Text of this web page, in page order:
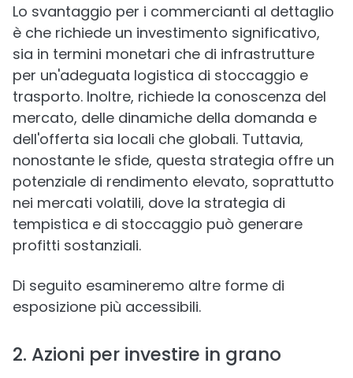
Lo svantaggio per i commercianti al dettaglio
è che richiede un investimento significativo,
sia in termini monetari che di infrastrutture
per un'adeguata logistica di stoccaggio e
trasporto. Inoltre, richiede la conoscenza del
mercato, delle dinamiche della domanda e
dell'offerta sia locali che globali. Tuttavia,
nonostante le sfide, questa strategia offre un
potenziale di rendimento elevato, soprattutto
nei mercati volatili, dove la strategia di
tempistica e di stoccaggio può generare
profitti sostanziali.
Di seguito esamineremo altre forme di
esposizione più accessibili.
2. Azioni per investire in grano